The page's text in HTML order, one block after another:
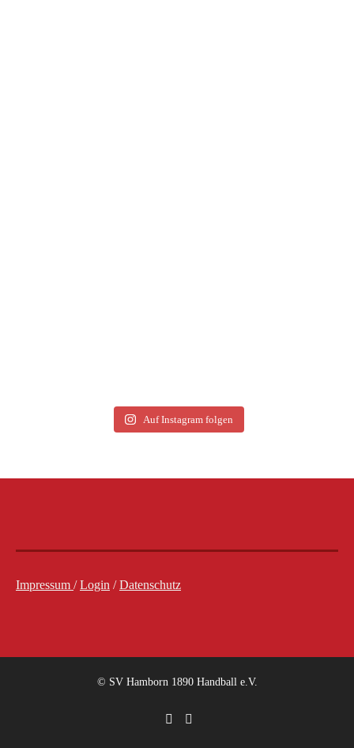
Auf Instagram folgen
Impressum /Login /Datenschutz
© SV Hamborn 1890 Handball e.V.